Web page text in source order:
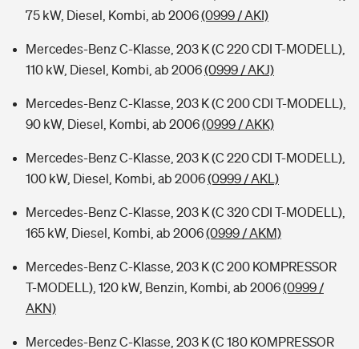
75 kW, Diesel, Kombi, ab 2006(0999 / AKI)
Mercedes-Benz C-Klasse, 203 K (C 220 CDI T-MODELL),
110 kW, Diesel, Kombi, ab 2006(0999 / AKJ)
Mercedes-Benz C-Klasse, 203 K (C 200 CDI T-MODELL),
90 kW, Diesel, Kombi, ab 2006(0999 / AKK)
Mercedes-Benz C-Klasse, 203 K (C 220 CDI T-MODELL),
100 kW, Diesel, Kombi, ab 2006(0999 / AKL)
Mercedes-Benz C-Klasse, 203 K (C 320 CDI T-MODELL),
165 kW, Diesel, Kombi, ab 2006(0999 / AKM)
Mercedes-Benz C-Klasse, 203 K (C 200 KOMPRESSOR
T-MODELL), 120 kW, Benzin, Kombi, ab 2006(0999 /
AKN)
Mercedes-Benz C-Klasse, 203 K (C 180 KOMPRESSOR